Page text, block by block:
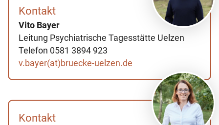
Kontakt
Vito Bayer
Leitung Psychiatrische Tagesstätte Uelzen
Telefon 0581 3894 923
v.bayer(at)bruecke-uelzen.de
Kontakt